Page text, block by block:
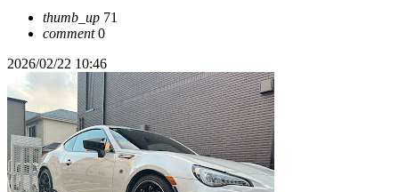
thumb_up 71
comment0
2026/02/22 10:46